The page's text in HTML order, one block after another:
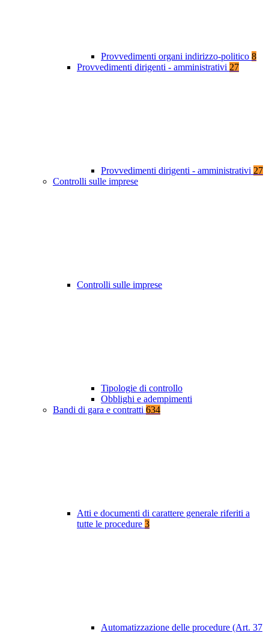
Provvedimenti organi indirizzo-politico 8
Provvedimenti dirigenti - amministrativi 27
Provvedimenti dirigenti - amministrativi 27
Controlli sulle imprese
Controlli sulle imprese
Tipologie di controllo
Obblighi e adempimenti
Bandi di gara e contratti 634
Atti e documenti di carattere generale riferiti a
tutte le procedure 3
Automatizzazione delle procedure (Art. 37